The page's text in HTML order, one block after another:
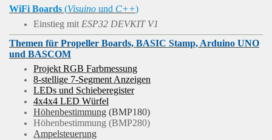
WiFi Boards (Visuino und C++)
Einstieg mit ESP32 DEVKIT V1
Themen für Propeller Boards, BASIC Stamp, Arduino UNO
und BASCOM
Projekt RGB Farbmessung
8-stellige 7-Segment Anzeigen
LEDs und Schieberegister
4x4x4 LED Würfel
Höhenbestimmung (BMP180)
Höhenbestimmung (BMP280)
Ampelsteuerung